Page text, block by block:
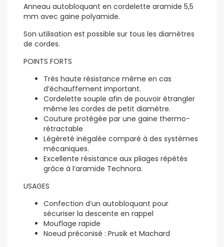
Anneau autobloquant en cordelette aramide 5,5
mm avec gaine polyamide.
Son utilisation est possible sur tous les diamètres
de cordes.
POINTS FORTS
Très haute résistance même en cas
d’échauffement important.
Cordelette souple afin de pouvoir étrangler
même les cordes de petit diamètre.
Couture protégée par une gaine thermo-
rétractable
Légèreté inégalée comparé à des systèmes
mécaniques.
Excellente résistance aux pliages répétés
grâce à l’aramide Technora.
USAGES
Confection d’un autobloquant pour
sécuriser la descente en rappel
Mouflage rapide
Noeud préconisé : Prusik et Machard